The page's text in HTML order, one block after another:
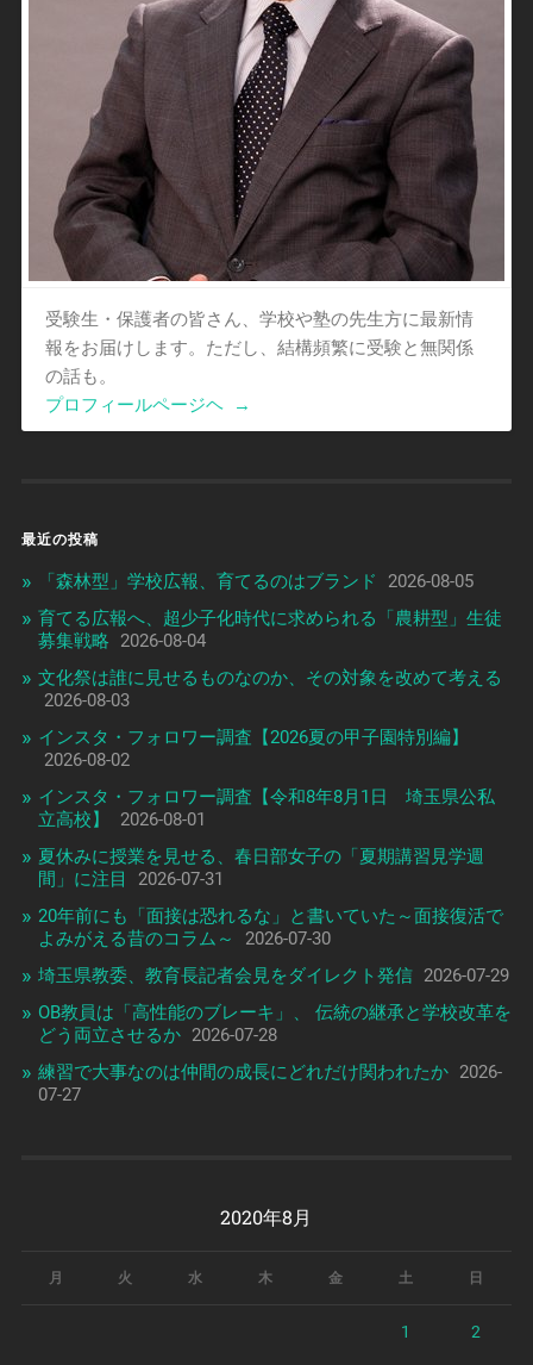
受験生・保護者の皆さん、学校や塾の先生方に最新情
報をお届けします。ただし、結構頻繁に受験と無関係
の話も。
プロフィールページヘ
→
最近の投稿
「森林型」学校広報、育てるのはブランド
2026-08-05
育てる広報へ、超少子化時代に求められる「農耕型」生徒
募集戦略
2026-08-04
文化祭は誰に見せるものなのか、その対象を改めて考える
2026-08-03
インスタ・フォロワー調査【2026夏の甲子園特別編】
2026-08-02
インスタ・フォロワー調査【令和8年8月1日 埼玉県公私
立高校】
2026-08-01
夏休みに授業を見せる、春日部女子の「夏期講習見学週
間」に注目
2026-07-31
20年前にも「面接は恐れるな」と書いていた～面接復活で
よみがえる昔のコラム～
2026-07-30
埼玉県教委、教育長記者会見をダイレクト発信 2026-07-29
OB教員は「高性能のブレーキ」、 伝統の継承と学校改革を
どう両立させるか 2026-07-28
練習で大事なのは仲間の成長にどれだけ関われたか 2026-
07-27
2020年8月
月 火 水 木 金 土 日
1 2